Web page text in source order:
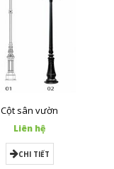
Cột sân vườn
Liên hệ
CHI TIẾT